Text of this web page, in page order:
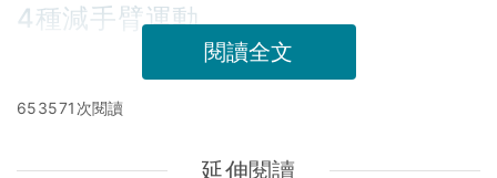
4種減手臂運動
閱讀全文
653571次閱讀
延伸閱讀